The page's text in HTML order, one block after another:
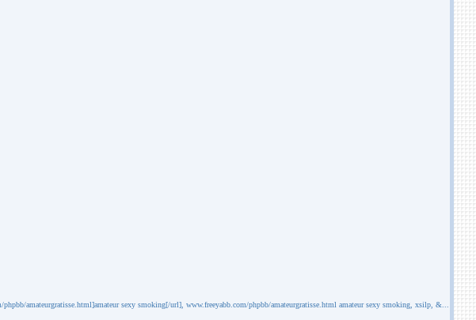
amateurgratisse.html]amateur sexy smoking[/url], www.freeyabb.com/phpbb/amateurgratisse.html amateur sexy smoking, xsilp, &...